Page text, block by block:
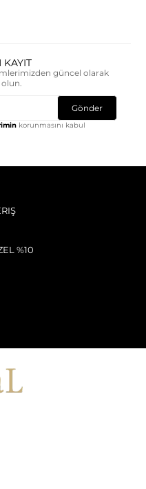
KAYIT
güncel olarak
Gönder
korunmasını kabul
%10